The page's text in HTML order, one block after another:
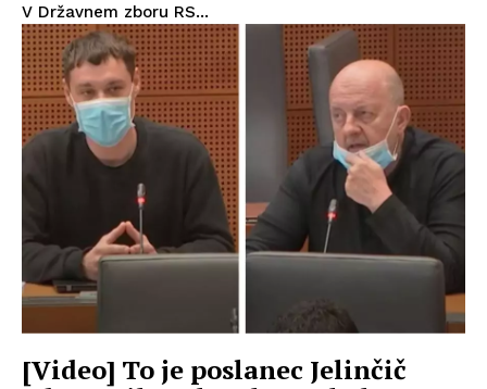
V Državnem zboru RS...
[Video] To je poslanec Jelinčič